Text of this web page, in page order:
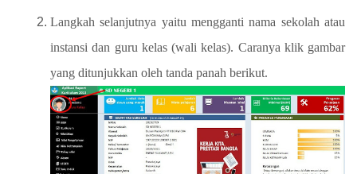
Langkah selanjutnya yaitu mengganti nama sekolah atau
instansi dan guru kelas (wali kelas). Caranya klik gambar
yang ditunjukkan oleh tanda panah berikut.